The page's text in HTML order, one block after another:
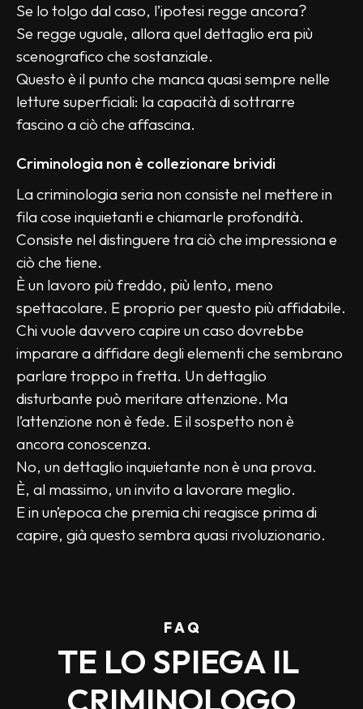
Se lo tolgo dal caso, l’ipotesi regge ancora?
Se regge uguale, allora quel dettaglio era più
scenografico che sostanziale.
Questo è il punto che manca quasi sempre nelle
letture superficiali: la capacità di sottrarre
fascino a ciò che affascina.
Criminologia non è collezionare brividi
La criminologia seria non consiste nel mettere in
fila cose inquietanti e chiamarle profondità.
Consiste nel distinguere tra ciò che impressiona e
ciò che tiene.
È un lavoro più freddo, più lento, meno
spettacolare. E proprio per questo più affidabile.
Chi vuole davvero capire un caso dovrebbe
imparare a diffidare degli elementi che sembrano
parlare troppo in fretta. Un dettaglio
disturbante può meritare attenzione. Ma
l’attenzione non è fede. E il sospetto non è
ancora conoscenza.
No, un dettaglio inquietante non è una prova.
È, al massimo, un invito a lavorare meglio.
E in un’epoca che premia chi reagisce prima di
capire, già questo sembra quasi rivoluzionario.
F A Q
TE LO SPIEGA IL
CRIMINOLOGO